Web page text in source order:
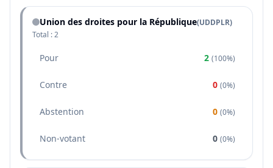
Union des droites pour la République(UDDPLR)
Total :2
Pour 2 (100%)
Contre 0 (0%)
Abstention 0 (0%)
Non-votant 0 (0%)